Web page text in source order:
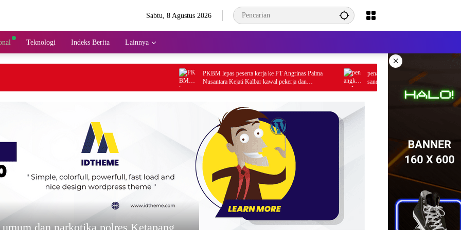
Sabtu, 8 Agustus 2026
Teknologi Indeks Berita Lainnya
×
PKBM lepas peserta kerja ke PT Angrinas Palma
Nusantara Kejati Kalbar kawal pekerja dan
pendidikan
penangkapan Js penampung emas di
sandai hinga kini blm ada rilis diduga nungu
dan narkotika polres Ketapang